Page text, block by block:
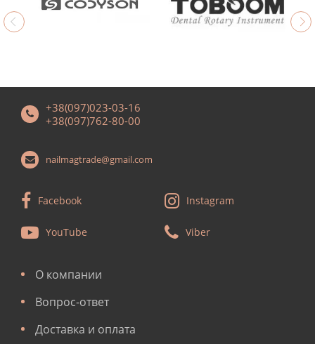
+38(097)023-03-16
+38(097)762-80-00
nailmagtrade@gmail.com
Facebook Instagram
YouTube Viber
О компании
Вопрос-ответ
Доставка и оплата